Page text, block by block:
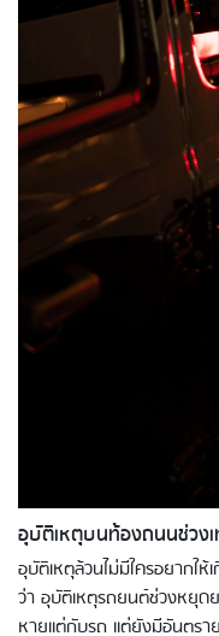
อุบัติเหตุบนท้องถนนช่วง
อุบัติเหตุล้วนไม่มีใครอยากใ
ว่า อุบัติเหตุรถยนต์ช่วงหยุด
หายแต่กับรถ แต่ยังมีอันตรา